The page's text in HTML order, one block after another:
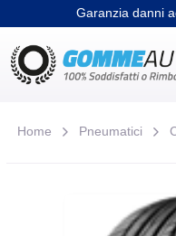
Garanzia danni
Home Pneumatici